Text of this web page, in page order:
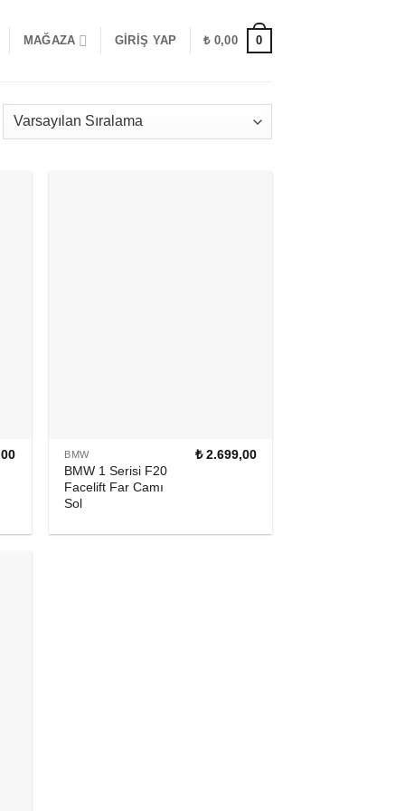
MAĞAZA GIRIŞ YAP ₺0,00 0
BMW
BMW 1 Serisi F20
Facelift Far Camı
Sol
₺2.699,00